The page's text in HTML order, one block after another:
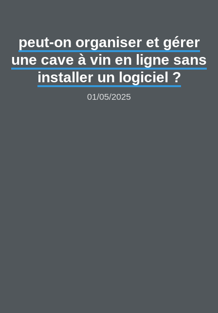
peut-on organiser et gérer
une cave à vin en ligne sans
installer un logiciel ?
01/05/2025